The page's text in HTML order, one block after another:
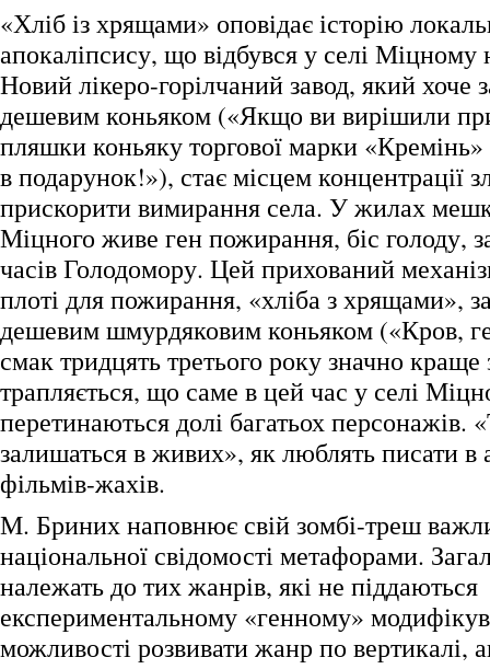
«Хліб із хрящами» оповідає історію
апокаліпсису, що відбувся у селі
Новий лікеро-горілчаний завод, який хоче
дешевим коньяком («Якщо ви вирішили
пляшки коньяку торгової марки
в подарунок!»), стає місцем концентрації
прискорити вимирання села. У жилах
Міцного живе ген пожирання, біс голоду,
часів Голодомору. Цей прихований
плоті для пожирання, «хліба з хрящами»,
дешевим шмурдяковим коньяком («Кров,
смак тридцять третього року значно краще
трапляється, що саме в цей час у селі
перетинаються долі багатьох персонажів.
залишаться в живих», як люблять писати в
фільмів-жахів.
М. Бриних наповнює свій зомбі-треш
національної свідомості метафорами.
належать до тих жанрів, які не піддаються
експериментальному «генному»
можливості розвивати жанр по вертикалі,